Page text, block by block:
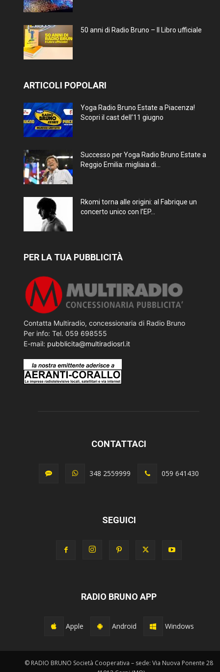
50 anni di Radio Bruno – Il Libro ufficiale
ARTICOLI POPOLARI
Yoga Radio Bruno Estate a Piacenza!
Scopri il cast dell’11 giugno
Successo per Yoga Radio Bruno Estate a
Reggio Emilia: migliaia di...
Rkomi torna alle origini: al Fabrique un
concerto unico con l’EP...
PER LA TUA PUBBLICITÀ
Contatta Multiradio, concessionaria di Radio Bruno
Per info: Tel. 059 698555
E-mail: pubblicita@multiradiosrl.it
CONTATTACI
348 2559999 059 641430
SEGUICI
RADIO BRUNO APP
Apple Android Windows
© RADIO BRUNO Società Cooperativa – sede: Via Nuova Ponente 28